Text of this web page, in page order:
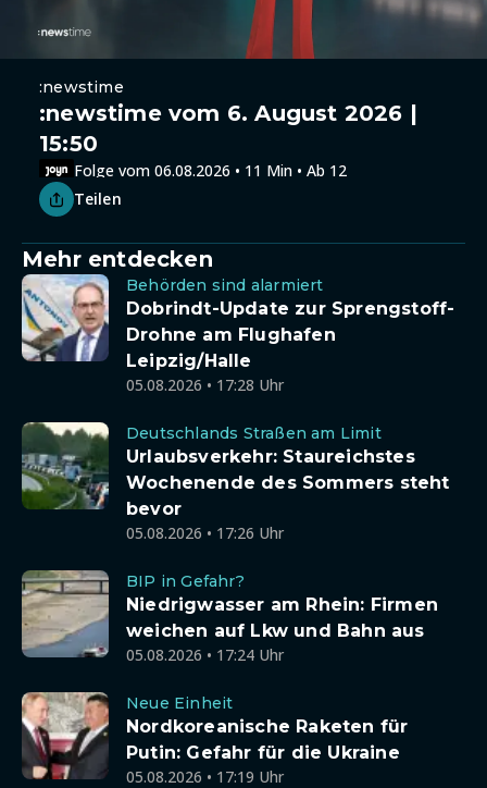
:newstime
:newstime vom 6. August 2026 |
15:50
Folge vom 06.08.2026 • 11 Min • Ab 12
Teilen
Mehr entdecken
Behörden sind alarmiert
Dobrindt-Update zur Sprengstoff-
Drohne am Flughafen
Leipzig/Halle
05.08.2026 • 17:28 Uhr
Deutschlands Straßen am Limit
Urlaubsverkehr: Staureichstes
Wochenende des Sommers steht
bevor
05.08.2026 • 17:26 Uhr
BIP in Gefahr?
Niedrigwasser am Rhein: Firmen
weichen auf Lkw und Bahn aus
05.08.2026 • 17:24 Uhr
Neue Einheit
Nordkoreanische Raketen für
Putin: Gefahr für die Ukraine
05.08.2026 • 17:19 Uhr